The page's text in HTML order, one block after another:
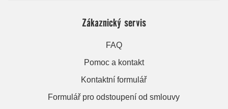
Zákaznický servis
FAQ
Pomoc a kontakt
Kontaktní formulář
Formulář pro odstoupení od smlouvy